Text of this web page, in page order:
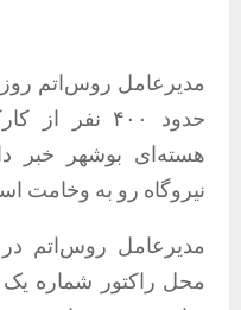
حدود ۴۰۰
هسته‌ای بوشهر خبر
نیروگاه رو به وخامت
مدیرعامل روس‌اتم
محل راکتور شماره